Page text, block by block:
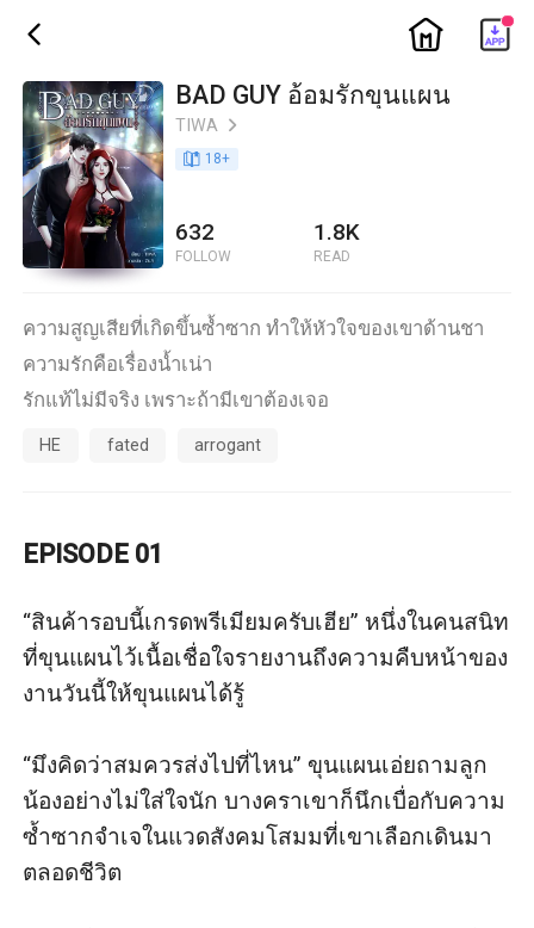
ic_back ic_home
BAD GUY อ้อมรักขุนแผน
TIWA ic_arrow_right
book_age 18+
632
FOLLOW
1.8K
READ
ความสูญเสียที่เกิดขึ้นซ้ำซาก ทำให้หัวใจของเขาด้านชา
ความรักคือเรื่องน้ำเน่า
รักแท้ไม่มีจริง เพราะถ้ามีเขาต้องเจอ
HE fated arrogant
EPISODE 01
“สินค้ารอบนี้เกรดพรีเมียมครับเฮีย” หนึ่งในคนสนิท
ที่ขุนแผนไว้เนื้อเชื่อใจรายงานถึงความคืบหน้าของ
งานวันนี้ให้ขุนแผนได้รู้
“มึงคิดว่าสมควรส่งไปที่ไหน” ขุนแผนเอ่ยถามลูก
น้องอย่างไม่ใส่ใจนัก บางคราเขาก็นึกเบื่อกับความ
ซ้ำซากจำเจในแวดสังคมโสมมที่เขาเลือกเดินมา
ตลอดชีวิต